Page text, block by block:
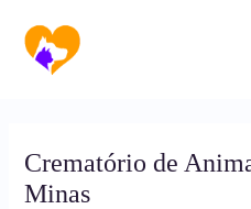
para
conteúdo
Crematório de
Minas